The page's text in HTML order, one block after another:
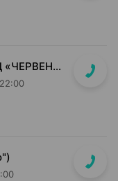
ул. Маяковского, д. 6, пом. 30 (ТРЦ «ЧЕРВЕНСКИЙ» 1-й подземный этаж, вход напротив м-на Доктор Вет)